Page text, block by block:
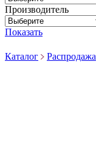
Производитель
Показать
Каталог Распродажа